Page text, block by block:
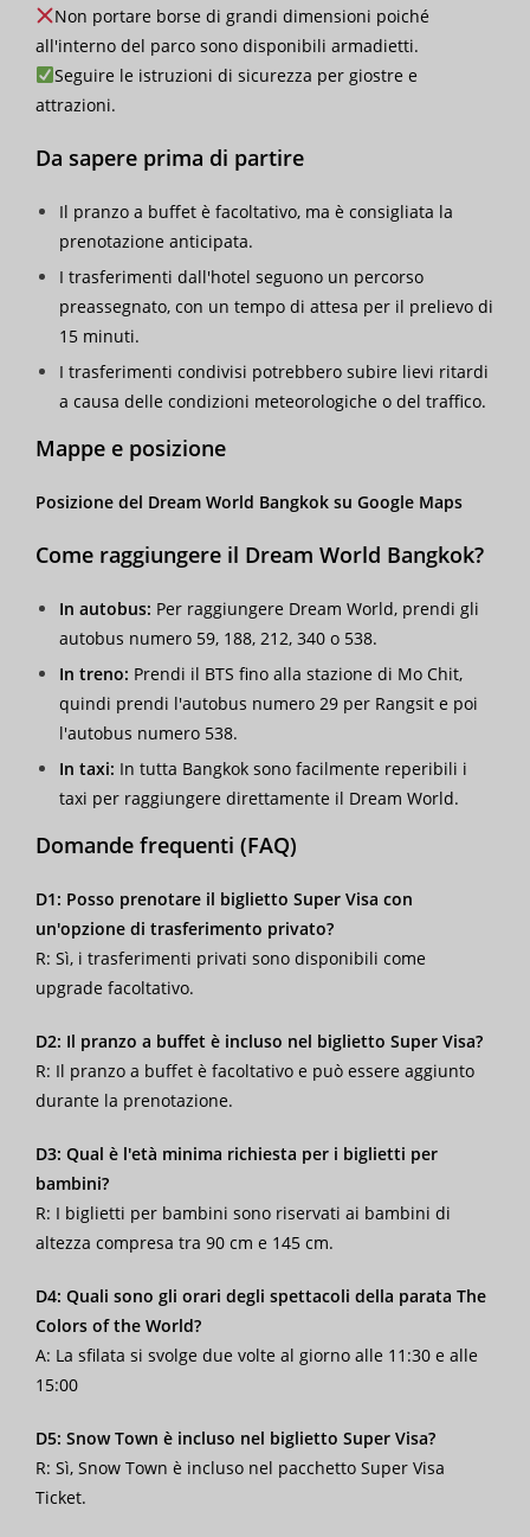
Non portare borse di grandi dimensioni poiché
all'interno del parco sono disponibili armadietti.
Seguire le istruzioni di sicurezza per giostre e
attrazioni.
Da sapere prima di partire
Il pranzo a buffet è facoltativo, ma è consigliata la
prenotazione anticipata.
I trasferimenti dall'hotel seguono un percorso
preassegnato, con un tempo di attesa per il prelievo di
15 minuti.
I trasferimenti condivisi potrebbero subire lievi ritardi
a causa delle condizioni meteorologiche o del traffico.
Mappe e posizione
Posizione del Dream World Bangkok su Google Maps
Come raggiungere il Dream World Bangkok?
In autobus: Per raggiungere Dream World, prendi gli
autobus numero 59, 188, 212, 340 o 538.
In treno: Prendi il BTS fino alla stazione di Mo Chit,
quindi prendi l'autobus numero 29 per Rangsit e poi
l'autobus numero 538.
In taxi: In tutta Bangkok sono facilmente reperibili i
taxi per raggiungere direttamente il Dream World.
Domande frequenti (FAQ)
D1: Posso prenotare il biglietto Super Visa con
un'opzione di trasferimento privato?
R: Sì, i trasferimenti privati sono disponibili come
upgrade facoltativo.
D2: Il pranzo a buffet è incluso nel biglietto Super Visa?
R: Il pranzo a buffet è facoltativo e può essere aggiunto
durante la prenotazione.
D3: Qual è l'età minima richiesta per i biglietti per
bambini?
R: I biglietti per bambini sono riservati ai bambini di
altezza compresa tra 90 cm e 145 cm.
D4: Quali sono gli orari degli spettacoli della parata The
Colors of the World?
A: La sfilata si svolge due volte al giorno alle 11:30 e alle
15:00
D5: Snow Town è incluso nel biglietto Super Visa?
R: Sì, Snow Town è incluso nel pacchetto Super Visa
Ticket.